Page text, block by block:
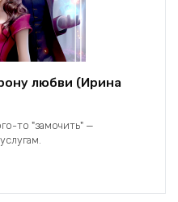
любви (Ирина
то "замочить" —